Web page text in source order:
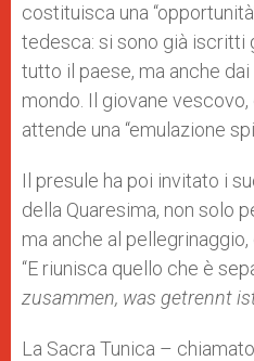
costituisca una
tedesca: si sono già iscritti
tutto il paese, ma anche
mondo. Il giovane
attende una “emulazione
Il presule ha poi invitato i
della Quaresima, non solo
ma anche al
“E riunisca quello che è
zusammen, was getrennt
La Sacra Tunica –